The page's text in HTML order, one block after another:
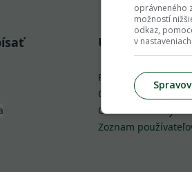
Užitočné
Podmienky
Cookie pravidlá
Ochrana osobných
Zoznam
oprávneného
možností
odkaz,
v